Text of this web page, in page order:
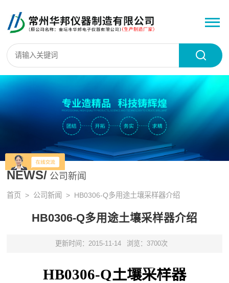
NEWS/ 公司新闻
首页 > 公司新闻 > HB0306-Q多用途土壤采样器介绍
HB0306-Q多用途土壤采样器介绍
更新时间：2015-11-14 浏览：3700次
HB0306-Q土壤采样器